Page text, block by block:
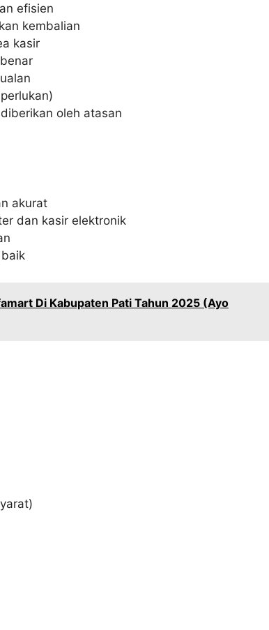
efisien
kembalian
kasir
oleh atasan
akurat
dan kasir elektronik
Di Kabupaten Pati Tahun 2025 (Ayo